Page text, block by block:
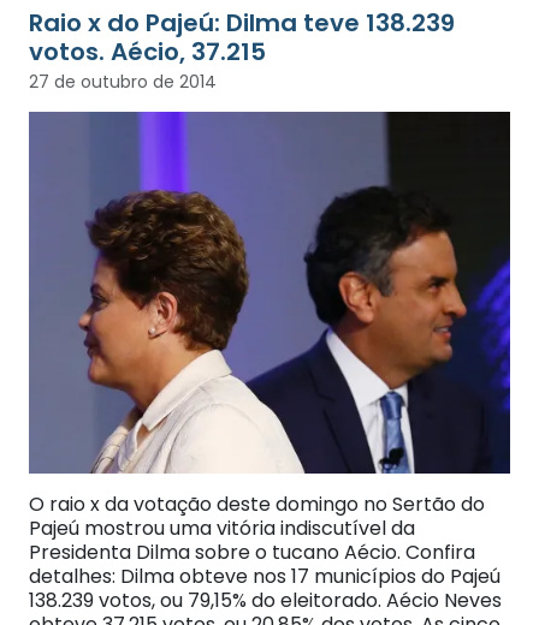
Raio x do Pajeú: Dilma teve 138.239
votos. Aécio, 37.215
27 de outubro de 2014
O raio x da votação deste domingo no Sertão do
Pajeú mostrou uma vitória indiscutível da
Presidenta Dilma sobre o tucano Aécio. Confira
detalhes: Dilma obteve nos 17 municípios do Pajeú
138.239 votos, ou 79,15% do eleitorado. Aécio Neves